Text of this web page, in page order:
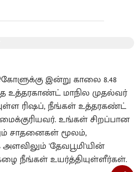
இன்று காலை 8.48
உத்தரகாண்ட் மாநில முதல்வர்
ரிஷப், நீங்கள் உத்தரகண்ட்
உங்கள் சிறப்பான
சாதனைகள் மூலம்,
'தேவபூமி'யின்
நீங்கள் உயர்த்தியுள்ளீர்கள்.